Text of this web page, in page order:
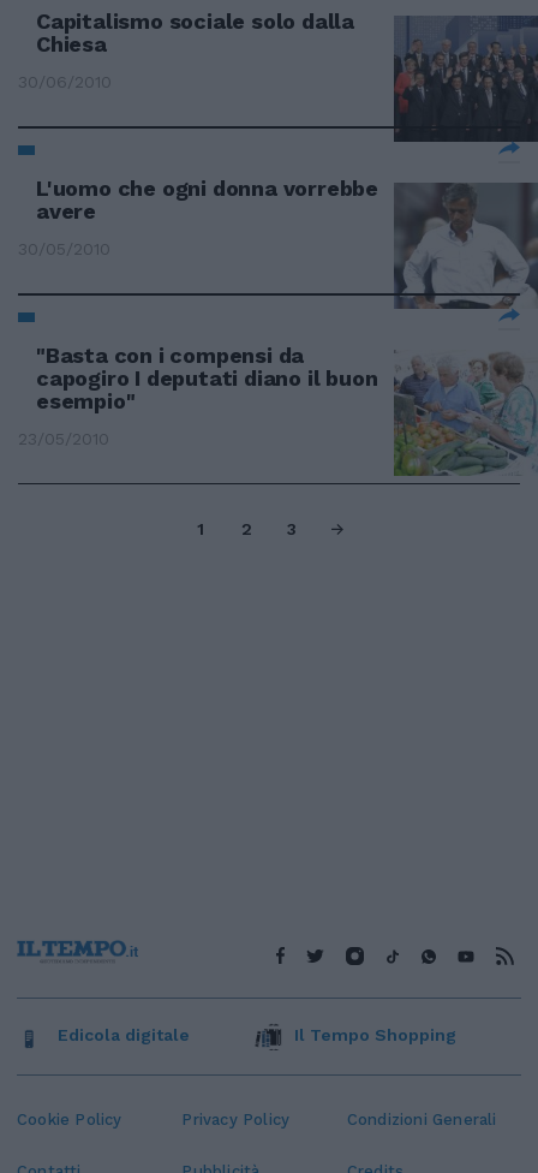
Capitalismo sociale solo dalla
Chiesa
30/06/2010
L'uomo che ogni donna vorrebbe
avere
30/05/2010
"Basta con i compensi da
capogiro I deputati diano il buon
esempio"
23/05/2010
1 2 3
Cookie Policy Privacy Policy Condizioni Generali
Edicola digitale Il Tempo Shopping